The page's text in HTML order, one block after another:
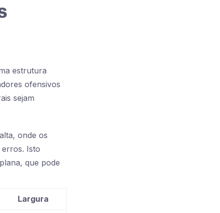
estrutura
ofensivos
sejam
onde os
Isto
que pode
Largura